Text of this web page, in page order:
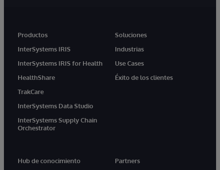
Productos
InterSystems IRIS
InterSystems IRIS for Health
HealthShare
TrakCare
InterSystems Data Studio
InterSystems Supply Chain
Orchestrator
Soluciones
Industrias
Use Cases
Éxito de los clientes
Hub de conocimiento
Partners